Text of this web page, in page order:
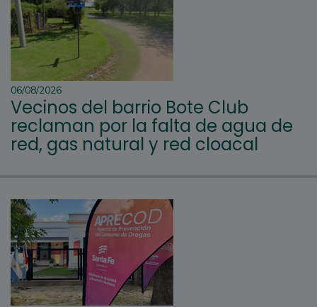
06/08/2026
Vecinos del barrio Bote Club
reclaman por la falta de agua de
red, gas natural y red cloacal